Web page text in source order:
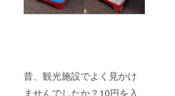
昔、観光施設でよく見かけ
ませんでしたか？10円を入